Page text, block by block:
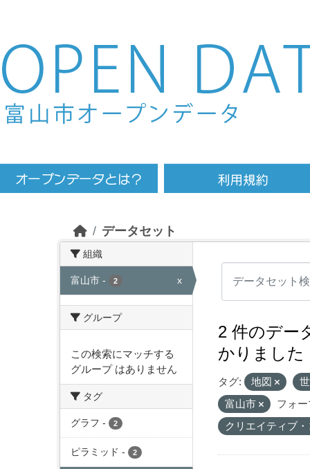
Skip to main content
データセット
組織
富山市 - 2 x
グループ
この検索にマッチする
グループ はありません
タグ
グラフ - 2
ピラミッド - 2
2 件のデー
かりました
タグ: 地図
富山市
フォ
クリエイティブ